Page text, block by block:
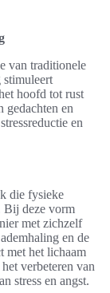
van traditionele
stimuleert
hoofd tot rust
gedachten en
en
die fysieke
Bij deze vorm
met zichzelf
en de
met het lichaam
verbeteren van
stress en angst.